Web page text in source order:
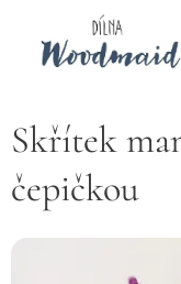
Skřítek
čepičkou